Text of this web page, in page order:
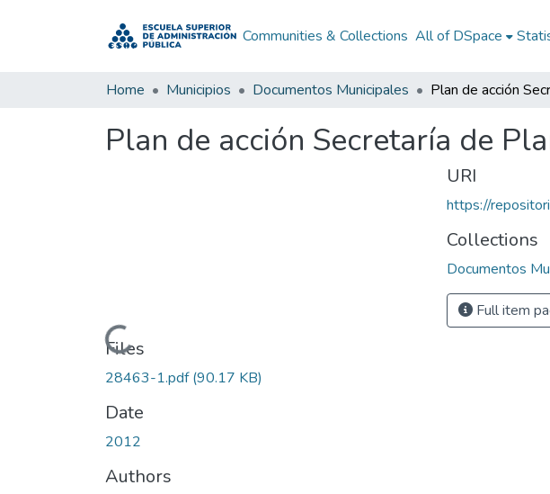
Communities & Collections All of DSpace
Home Municipios Documentos Municipales
Plan de acción Secretaría de
Loading...
Files
28463-1.pdf(90.17 KB)
Date
2012
Authors
URI
https://
Collections
Documentos
Full item